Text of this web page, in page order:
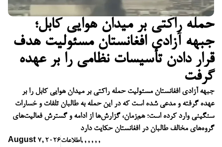
حمله راکتی بر میدان هوایی کابل؛
جبهه آزادی افغانستان مسئولیت هدف
قرار دادن تأسیسات نظامی را بر عهده
گرفت
جبهه آزادی افغانستان مسئولیت حمله راکتی بر میدان هوایی کابل را بر
عهده گرفته و مدعی شده است که در این حمله به طالبان تلفات و خسارات
سنگینی وارد کرده است؛ هم‌زمان، گزارش‌ها از ادامه و گسترش فعالیت‌های
گروه‌های مخالف طالبان در افغانستان حکایت دارد
August 7, 2026اطلاعات, , , , , ,